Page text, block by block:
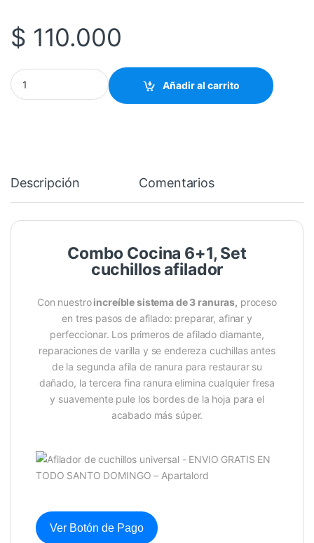
$ 110.000
Combo Cocina 6+1 . Set Cuchillos Afilador cantidad
Añadir al carrito
Descripción Comentarios
Combo Cocina 6+1, Set
cuchillos afilador
Con nuestroincreíble sistema de 3 ranuras, proceso
en tres pasos de afilado: preparar, afinar y
perfeccionar. Los primeros de afilado diamante,
reparaciones de varilla y se endereza cuchillas antes
de la segunda afila de ranura para restaurar su
dañado, la tercera fina ranura elimina cualquier fresa
y suavemente pule los bordes de la hoja para el
acabado más súper.
Ver Botón de Pago